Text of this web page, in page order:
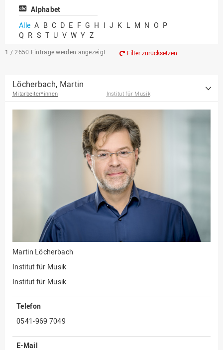
Center for International
Chancengerechtigkeit
eLearning Competence
EU-Büro
Fakultät
Agrarwissenschaften und
Ingenieurwissenschaften
Fakultät Management,
Fakultät Wirtschafts- und
Sozialwissenschaften
Finanzen
Forschung, Kooperation,
Drittmittel
Gebäude und Technik
Gesellschaftliches
Gleichstellungsbüro
Hochschulleitung
Hochschulplanung/-
Professor*innen im
Alphabet
Alle A B C D E F G H I J K L M N O P
Q R S T U V W Y Z
1 / 2650 Einträge werden angezeigt Filter zurücksetzen
Löcherbach, Martin
Mitarbeiter*innen Institut für Musik
Martin Löcherbach
Institut für Musik
Institut für Musik
Telefon
0541-969 7049
E-Mail